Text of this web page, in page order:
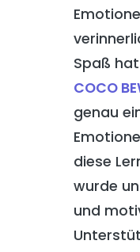
Spaß
COCO
genau
diese
wurde
und